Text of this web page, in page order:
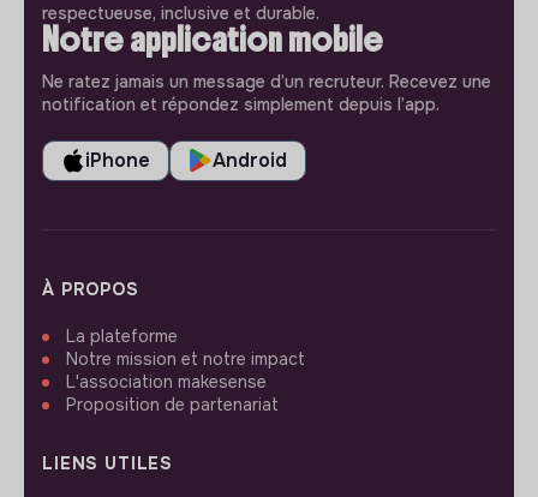
respectueuse, inclusive et durable.
Notre application mobile
Ne ratez jamais un message d’un recruteur. Recevez une
notification et répondez simplement depuis l’app.
iPhone Android
À PROPOS
La plateforme
Notre mission et notre impact
L'association makesense
Proposition de partenariat
LIENS UTILES